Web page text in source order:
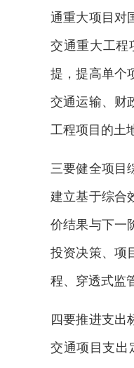
通重大项目对
交通重大工程
提，提高单个
交通运输、财
工程项目的土
三要健全项目
建立基于综合
价结果与下一
投资决策、项
程、穿透式监
四要推进支出
交通项目支出